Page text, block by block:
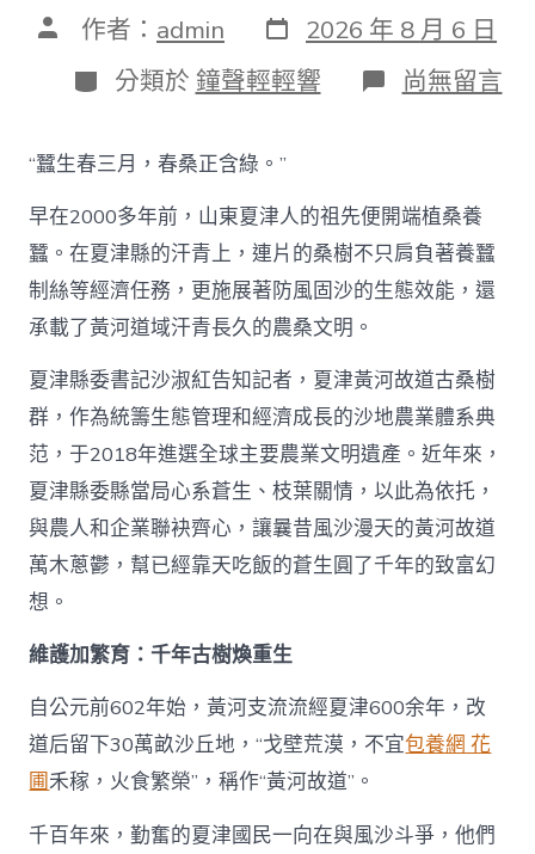
文 作者： admin 發
表
日
期
2026 年 8 月 6 日
分
類
分類於 鐘聲輕輕響 在
〈古
興
枝
葉
總
關
中
國
查
包
養
網〉
中
尚無留言
“蠶生春三月，春桑正含綠。”
早在2000多年前，山東夏津人的祖先便開端植桑養
蠶。在夏津縣的汗青上，連片的桑樹不只肩負著養蠶
制絲等經濟任務，更施展著防風固沙的生態效能，還
承載了黃河道域汗青長久的農桑文明。
夏津縣委書記沙淑紅告知記者，夏津黃河故道古桑樹
群，作為統籌生態管理和經濟成長的沙地農業體系典
范，于2018年進選全球主要農業文明遺產。近年來，
夏津縣委縣當局心系蒼生、枝葉關情，以此為依托，
與農人和企業聯袂齊心，讓曩昔風沙漫天的黃河故道
萬木蔥鬱，幫已經靠天吃飯的蒼生圓了千年的致富幻
想。
維護加繁育：千年古樹煥重生
自公元前602年始，黃河支流流經夏津600余年，改
道后留下30萬畝沙丘地，“戈壁荒漠，不宜包養網 花
圃禾稼，火食繁榮”，稱作“黃河故道”。
千百年來，勤奮的夏津國民一向在與風沙斗爭，他們